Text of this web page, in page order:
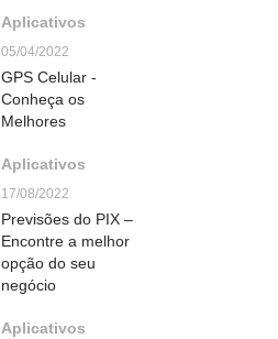
Aplicativos
05/04/2022
GPS Celular -
Conheça os
Melhores
Aplicativos
17/08/2022
Previsões do PIX –
Encontre a melhor
opção do seu
negócio
Aplicativos